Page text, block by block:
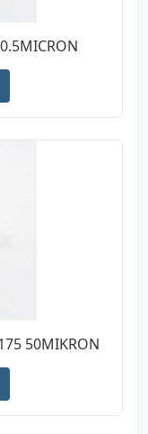
50MIKRON